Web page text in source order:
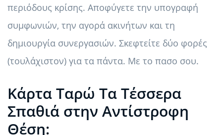
περιόδους κρίσης. Αποφύγετε την υπογραφή
συμφωνιών, την αγορά ακινήτων και τη
δημιουργία συνεργασιών. Σκεφτείτε δύο φορές
(τουλάχιστον) για τα πάντα. Με το πασο σου.
Κάρτα Ταρώ Τα Τέσσερα
Σπαθιά στην Αντίστροφη
Θέση: